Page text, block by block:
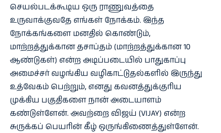
செயல்படக்கூடிய ஒரு ராணுவத்தை
உருவாக்குவதே எங்கள் நோக்கம். இந்த
நோக்கங்களை மனதில் கொண்டும்,
மாற்றத்துக்கான தசாப்தம் (மாற்றத்துக்கான 10
ஆண்டுகள்) என்ற அடிப்படையில் பாதுகாப்பு
அமைச்சர் வழங்கிய வழிகாட்டுதல்களில் இருந்து
உத்வேகம் பெற்றும், எனது கவனத்துக்குரிய
முக்கிய பகுதிகளை நான் அடையாளம்
கண்டுள்ளேன். அவற்றை விஜய் (VIJAY) என்ற
சுருக்கப் பெயரின் கீழ் ஒருங்கிணைத்துள்ளேன்.